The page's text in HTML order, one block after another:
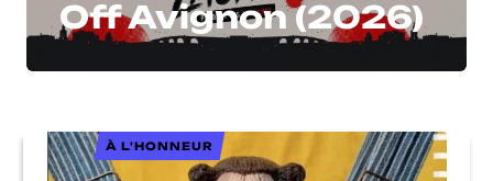
Off Avignon (2026)
À L'HONNEUR